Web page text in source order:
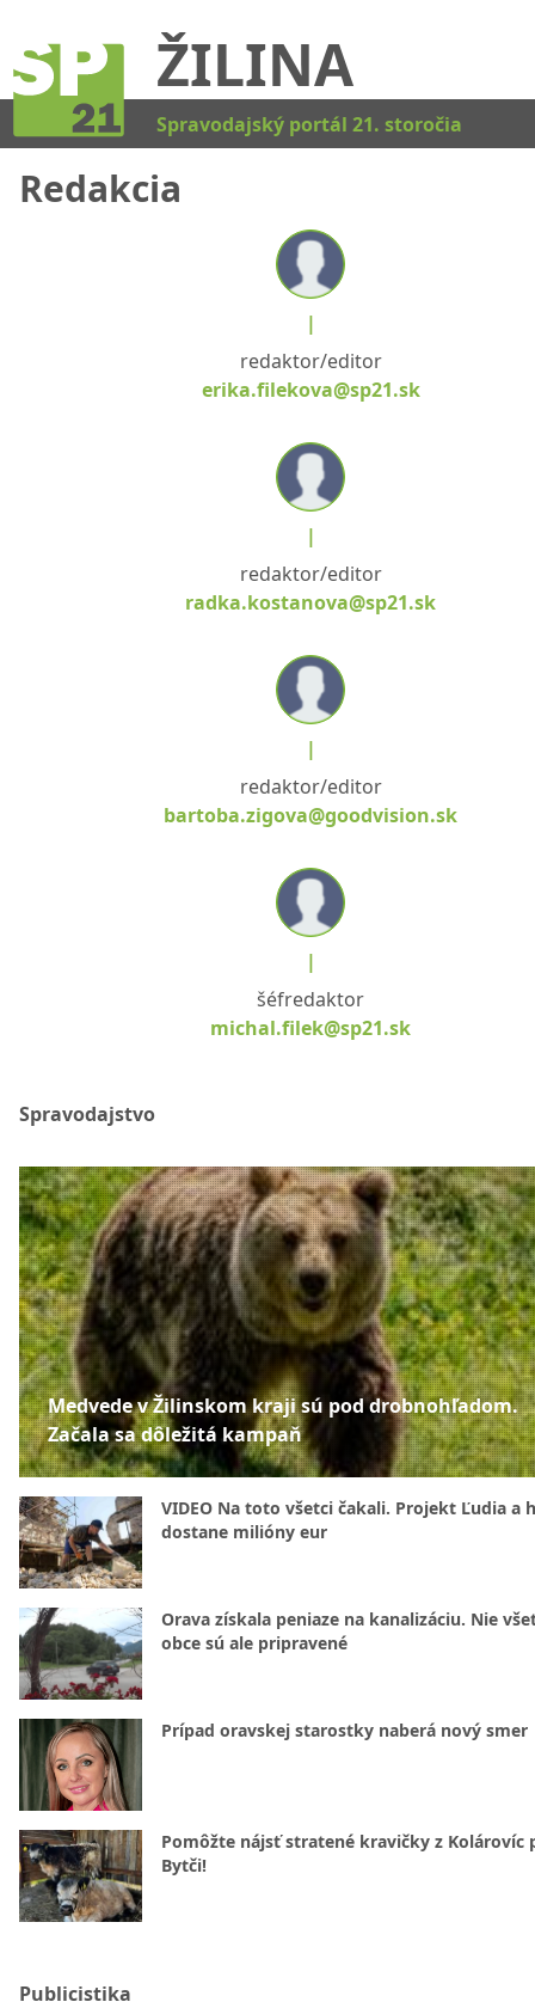
ŽILINA
Spravodajský portál 21. storočia
Redakcia
|
redaktor/editor
erika.filekova@sp21.sk
|
redaktor/editor
radka.kostanova@sp21.sk
|
redaktor/editor
bartoba.zigova@goodvision.sk
|
šéfredaktor
michal.filek@sp21.sk
Spravodajstvo
Medvede v Žilinskom kraji sú pod drobnohľadom.
Začala sa dôležitá kampaň
VIDEO Na toto všetci čakali. Projekt Ľudia a
dostane milióny eur
Orava získala peniaze na kanalizáciu. Nie
obce sú ale pripravené
Prípad oravskej starostky naberá nový smer
Pomôžte nájsť stratené kravičky z Kolárovíc
Bytči!
Publicistika